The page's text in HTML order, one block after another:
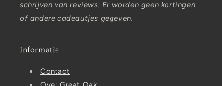
schrijven van reviews. Er worden geen kortingen
of andere cadeautjes gegeven.
Informatie
Contact